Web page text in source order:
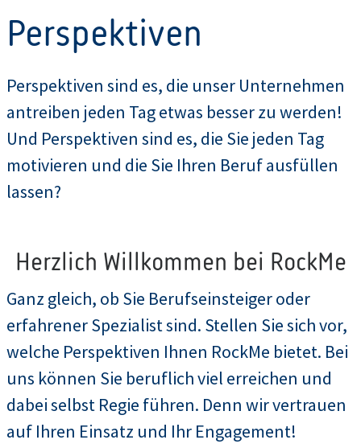
Perspektiven
Perspektiven sind es, die unser Unternehmen
antreiben jeden Tag etwas besser zu werden!
Und Perspektiven sind es, die Sie jeden Tag
motivieren und die Sie Ihren Beruf ausfüllen
lassen?
Herzlich Willkommen bei RockMe
Ganz gleich, ob Sie Berufseinsteiger oder
erfahrener Spezialist sind. Stellen Sie sich vor,
welche Perspektiven Ihnen RockMe bietet. Bei
uns können Sie beruflich viel erreichen und
dabei selbst Regie führen. Denn wir vertrauen
auf Ihren Einsatz und Ihr Engagement!